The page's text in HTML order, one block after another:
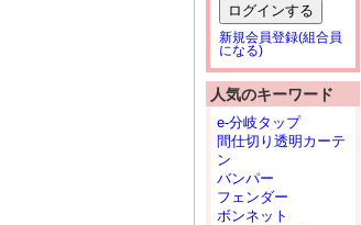
ログインする
新規会員登録(組合員
になる)
人気のキーワード
e-分岐タップ
間仕切り透明カーテ
ン
バンパー
フェンダー
ボンネット